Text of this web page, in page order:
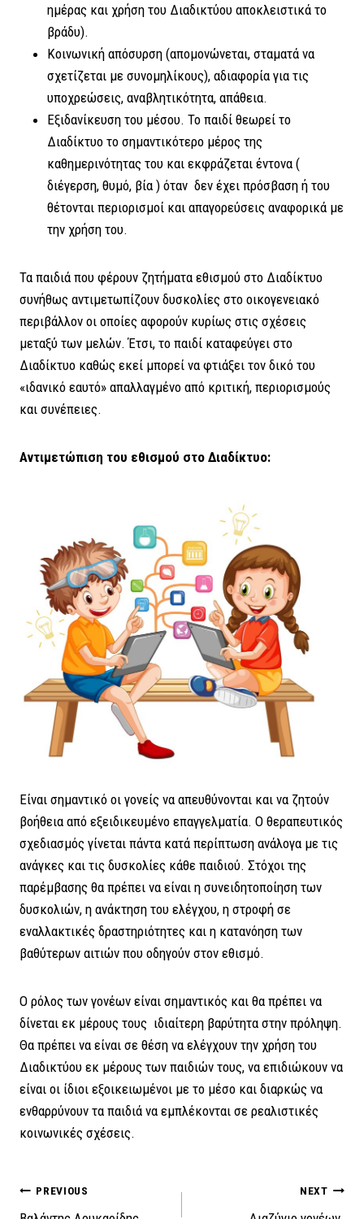
ημέρας και χρήση του Διαδικτύου αποκλειστικά το
βράδυ).
Κοινωνική απόσυρση (απομονώνεται, σταματά να
σχετίζεται με συνομηλίκους), αδιαφορία για τις
υποχρεώσεις, αναβλητικότητα, απάθεια.
Εξιδανίκευση του μέσου. Το παιδί θεωρεί το
Διαδίκτυο το σημαντικότερο μέρος της
καθημερινότητας του και εκφράζεται έντονα (
διέγερση, θυμό, βία ) όταν δεν έχει πρόσβαση ή του
θέτονται περιορισμοί και απαγορεύσεις αναφορικά με
την χρήση του.
Τα παιδιά που φέρουν ζητήματα εθισμού στο Διαδίκτυο
συνήθως αντιμετωπίζουν δυσκολίες στο οικογενειακό
περιβάλλον οι οποίες αφορούν κυρίως στις σχέσεις
μεταξύ των μελών. Έτσι, το παιδί καταφεύγει στο
Διαδίκτυο καθώς εκεί μπορεί να φτιάξει τον δικό του
«ιδανικό εαυτό» απαλλαγμένο από κριτική, περιορισμούς
και συνέπειες.
Αντιμετώπιση του εθισμού στο Διαδίκτυο:
Είναι σημαντικό οι γονείς να απευθύνονται και να ζητούν
βοήθεια από εξειδικευμένο επαγγελματία. Ο θεραπευτικός
σχεδιασμός γίνεται πάντα κατά περίπτωση ανάλογα με τις
ανάγκες και τις δυσκολίες κάθε παιδιού. Στόχοι της
παρέμβασης θα πρέπει να είναι η συνειδητοποίηση των
δυσκολιών, η ανάκτηση του ελέγχου, η στροφή σε
εναλλακτικές δραστηριότητες και η κατανόηση των
βαθύτερων αιτιών που οδηγούν στον εθισμό.
Ο ρόλος των γονέων είναι σημαντικός και θα πρέπει να
δίνεται εκ μέρους τους ιδιαίτερη βαρύτητα στην πρόληψη.
Θα πρέπει να είναι σε θέση να ελέγχουν την χρήση του
Διαδικτύου εκ μέρους των παιδιών τους, να επιδιώκουν να
είναι οι ίδιοι εξοικειωμένοι με το μέσο και διαρκώς να
ενθαρρύνουν τα παιδιά να εμπλέκονται σε ρεαλιστικές
κοινωνικές σχέσεις.
Πλοήγηση
PREVIOUS NEXT